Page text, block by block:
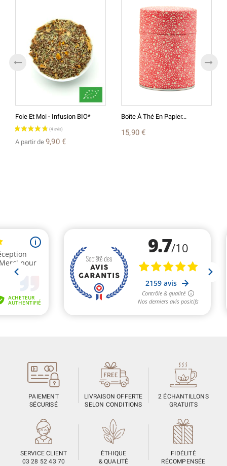
Foie Et Moi - Infusion BIO*
A partir de 9,90 €
Boîte À Thé En Papier...
15,90 €
PAIEMENT
SÉCURISÉ
LIVRAISON OFFERTE
SELON CONDITIONS
2 ÉCHANTILLONS
GRATUITS
SERVICE CLIENT
03 28 52 43 70
ÉTHIQUE
& QUALITÉ
FIDÉLITÉ
RÉCOMPENSÉE